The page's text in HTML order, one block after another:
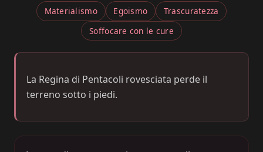
Materialismo Egoismo
Trascuratezza
Soffocare con le cure
La Regina di Pentacoli rovesciata perde il
terreno sotto i piedi.